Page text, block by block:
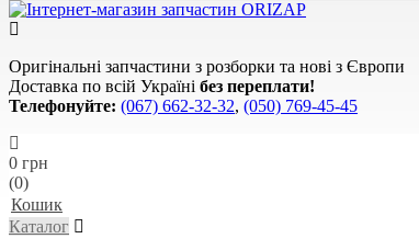
Оригінальні запчастини з розборки та нові з Європи
Доставка по всій Україні без переплати!
Телефонуйте: (067) 662-32-32, (050) 769-45-45
0 грн
(0)
Кошик
Каталог